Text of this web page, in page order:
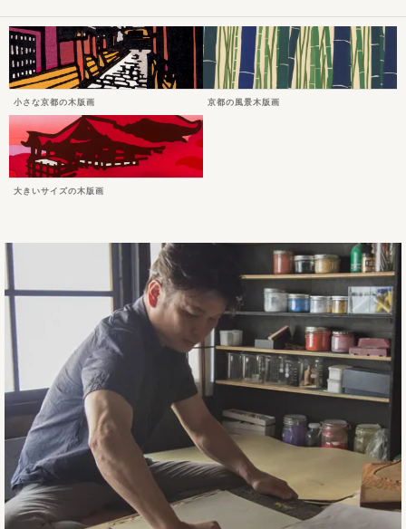
小さな京都の木版画 京都の風景木版画
大きいサイズの木版画